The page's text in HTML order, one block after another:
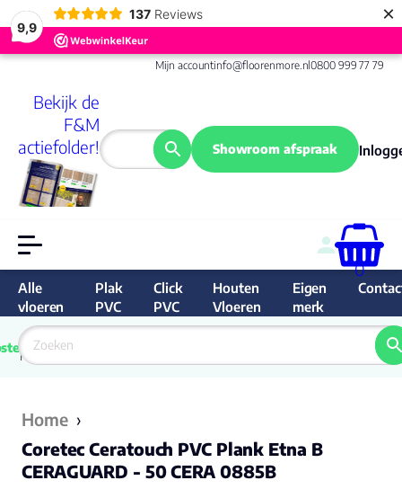
9,9
137 Reviews ×
Mijn accountinfo@floorenmore.nl0800 999 77 79
Bekijk de
F&M
actiefolder!
Showroom afspraak
0
Alle
vloeren
Plak
PVC
Click
PVC
Houten
Vloeren
Eigen
merk
van
Nederland
9.6/10
Home ›
Coretec Ceratouch PVC Plank Etna B
CERAGUARD - 50 CERA 0885B